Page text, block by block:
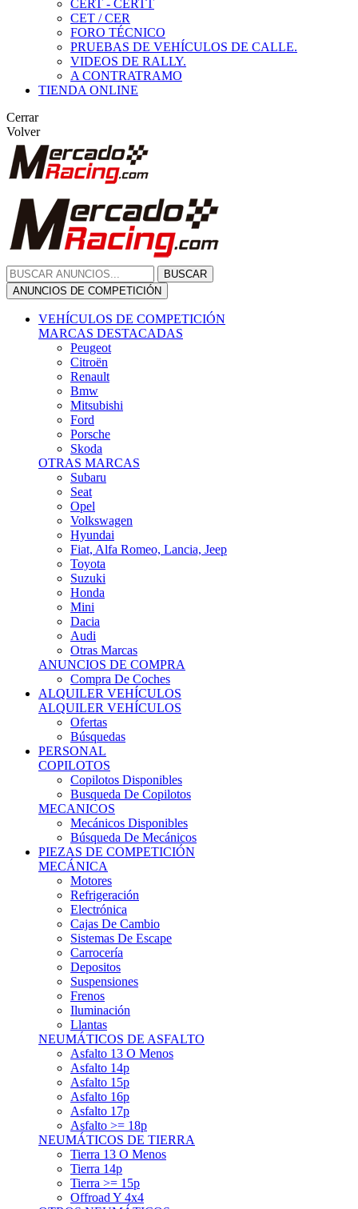
CERT - CERTT
CET / CER
FORO TÉCNICO
PRUEBAS DE VEHÍCULOS DE CALLE.
VIDEOS DE RALLY.
A CONTRATRAMO
TIENDA ONLINE
Cerrar
Volver
BUSCAR
ANUNCIOS DE COMPETICIÓN
VEHÍCULOS DE COMPETICIÓN
MARCAS DESTACADAS
Peugeot
Citroën
Renault
Bmw
Mitsubishi
Ford
Porsche
Skoda
OTRAS MARCAS
Subaru
Seat
Opel
Volkswagen
Hyundai
Fiat, Alfa Romeo, Lancia, Jeep
Toyota
Suzuki
Honda
Mini
Dacia
Audi
Otras Marcas
ANUNCIOS DE COMPRA
Compra De Coches
ALQUILER VEHÍCULOS
ALQUILER VEHÍCULOS
Ofertas
Búsquedas
PERSONAL
COPILOTOS
Copilotos Disponibles
Busqueda De Copilotos
MECANICOS
Mecánicos Disponibles
Búsqueda De Mecánicos
PIEZAS DE COMPETICIÓN
MECÁNICA
Motores
Refrigeración
Electrónica
Cajas De Cambio
Sistemas De Escape
Carrocería
Depositos
Suspensiones
Frenos
Iluminación
Llantas
NEUMÁTICOS DE ASFALTO
Asfalto 13 O Menos
Asfalto 14p
Asfalto 15p
Asfalto 16p
Asfalto 17p
Asfalto >= 18p
NEUMÁTICOS DE TIERRA
Tierra 13 O Menos
Tierra 14p
Tierra >= 15p
Offroad Y 4x4